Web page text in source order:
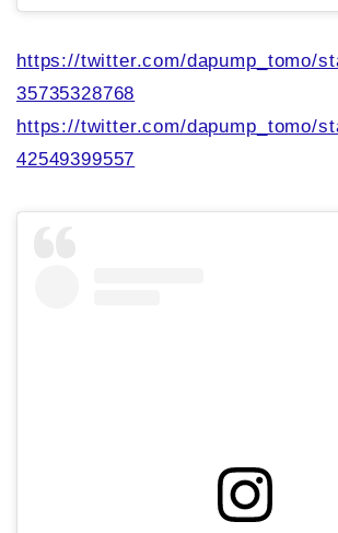
https://twitter.com/dapump_tomo/
35735328768
https://twitter.com/dapump_tomo/
42549399557